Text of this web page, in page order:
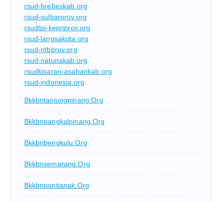
rsud-brebeskab.org
rsud-sulbarprov.org
rsudtpi-kepriprov.org
rsud-langsakota.org
rsud-ntbprov.org
rsud-natunakab.org
rsudkisaran-asahankab.org
rsud-indonesia.org
Bkkbntanjungpinang.org
Bkkbnpangkalpinang.org
Bkkbnbengkulu.org
Bkkbnsemarang.org
Bkkbnpontianak.org